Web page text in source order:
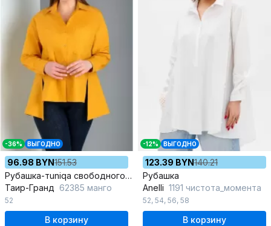
-36% ВЫГОДНО
96.98 BYN151.53
Рубашка-тuniqа свободного силуэта из хлопка на лето
Таир-Гранд 62385 манго
52
В корзину
-12% ВЫГОДНО
123.39 BYN140.21
Рубашка
Anelli 1191 чистота_момента
52, 54, 56, 58
В корзину